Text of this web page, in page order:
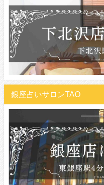
銀座占いサロンTAO